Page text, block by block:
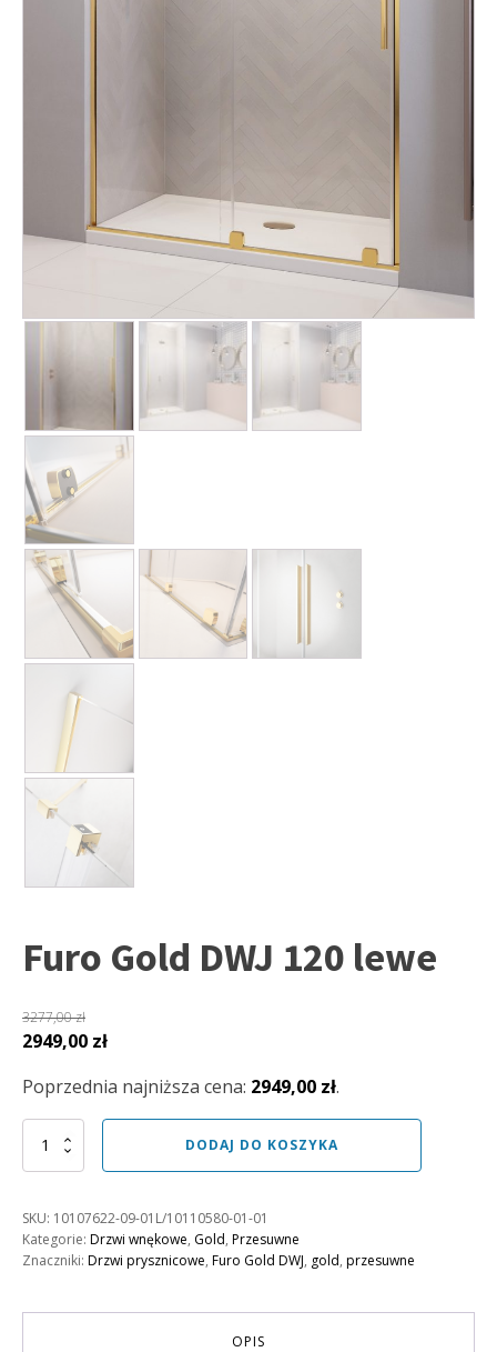
Furo Gold DWJ 120 lewe
3277,00zł
Pierwotna
wynosiła:
3277,00 zł.
2949,00 złAktualna
wynosi:
2949,00 zł.
Poprzednia najniższa cena: 2949,00 zł.
ilość
120
lewe
DODAJ DO KOSZYKA
SKU: 10107622-09-01L/10110580-01-01
Kategorie: Drzwi wnękowe, Gold, Przesuwne
Znaczniki: Drzwi prysznicowe, Furo Gold DWJ, gold, przesuwne
OPIS